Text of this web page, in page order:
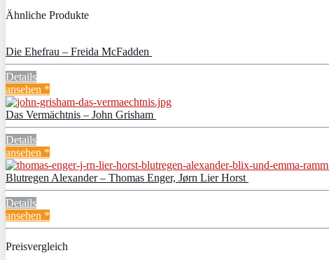
Ähnliche Produkte
Die Ehefrau – Freida McFadden
Details
ansehen *
Das Vermächtnis – John Grisham
Details
ansehen *
Blutregen Alexander – Thomas Enger, Jørn Lier Horst
Details
ansehen *
Preisvergleich